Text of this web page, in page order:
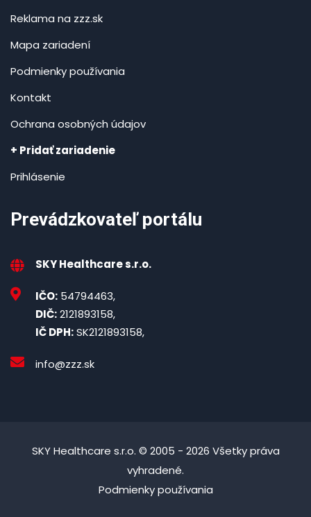
Reklama na zzz.sk
Mapa zariadení
Podmienky používania
Kontakt
Ochrana osobných údajov
+ Pridať zariadenie
Prihlásenie
Prevádzkovateľ portálu
SKY Healthcare s.r.o.
IČO: 54794463,
DIČ:2121893158,
IČ DPH:SK2121893158,
info@zzz.sk
SKY Healthcare s.r.o. © 2005 - 2026 Všetky práva
vyhradené.
Podmienky používania